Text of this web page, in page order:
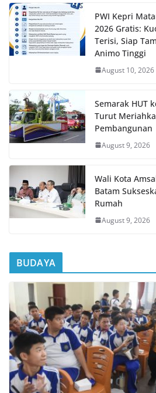
PWI Kepri
2026 Gratis:
Terisi, Siap
Animo Tinggi
August 10, 2026
Semarak HUT
Turut
Pembangunan
August 9, 2026
Wali Kota
Batam
Rumah
August 9, 2026
BUDAYA